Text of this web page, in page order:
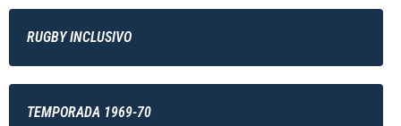
RUGBY INCLUSIVO
TEMPORADA 1969-70